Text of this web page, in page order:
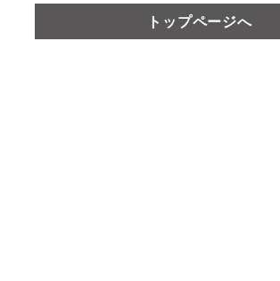
トップページへ